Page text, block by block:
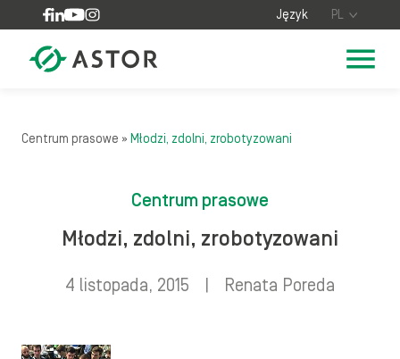
Skip to content Język PL
Centrum prasowe » Młodzi, zdolni, zrobotyzowani
Centrum prasowe
Młodzi, zdolni, zrobotyzowani
4 listopada, 2015 Renata Poreda